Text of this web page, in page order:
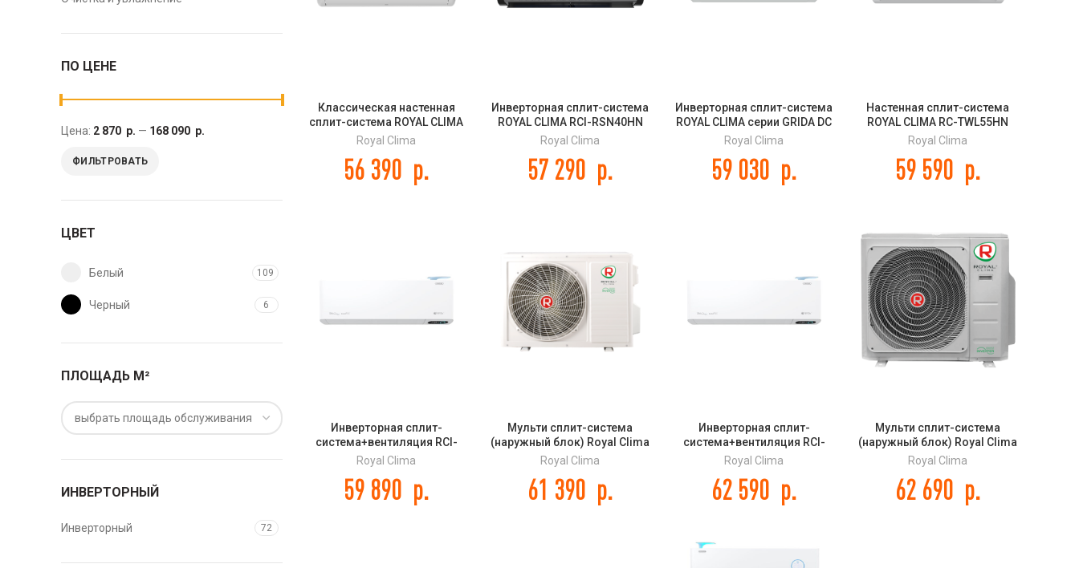
Классическая настенная
сплит-система ROYAL CLIMA
серии VELA NUOVA RC-
VX55HN
Royal Clima
56 390 р.
Инверторная сплит-система
ROYAL CLIMA RCI-RSN40HN
ROYAL SUPREMO NERO FULL
DC EU Inverter
Royal Clima
57 290 р.
Инверторная сплит-система
ROYAL CLIMA серии GRIDA DC
EU INVERTER RCI-GR50HN
Royal Clima
59 030 р.
Настенная сплит-система
ROYAL CLIMA RC-TWL55HN
TRIUMPH LITE
Royal Clima
59 590 р.
Инверторная сплит-
система+вентиляция RCI-
RFS28HN ROYAL FRESH
STANDARD FULL DC EU
Inverter
Royal Clima
59 890 р.
Мульти сплит-система
(наружный блок) Royal Clima
2DFM-14HN/OUT серии MULTI
GAMMA EU ERP Inverter
Royal Clima
61 390 р.
Инверторная сплит-
система+вентиляция RCI-
RFS35HN ROYAL FRESH
STANDARD FULL DC EU
Inverter
Royal Clima
62 590 р.
Мульти сплит-система
(наружный блок) Royal Clima
2RMN-14HN / OUT серии
MULTI FLEXI EU ERP
Royal Clima
62 690 р.
ПО ЦЕНЕ
ФИЛЬТРОВАТЬ
Цена: 2 870 р. — 168 090 р.
ЦВЕТ
Белый 109
Черный 6
ПЛОЩАДЬ М²
выбрать площадь обслуживания
ИНВЕРТОРНЫЙ
Инверторный 72